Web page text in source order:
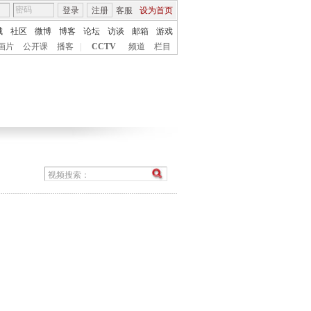
客服 设为首页
登录 注册
社区 微博 博客 论坛 访谈 邮箱
游戏
片
公开课 播客 CCTV 频道 栏目